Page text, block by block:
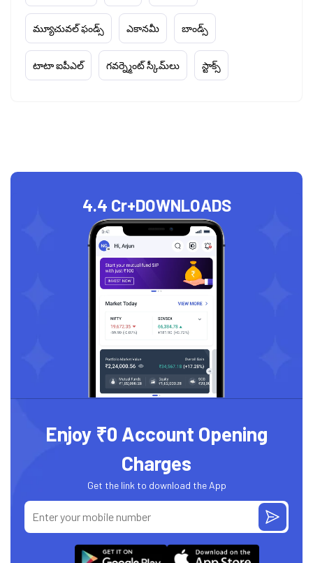
మ్యూచువల్ ఫండ్స్ ఎకానమీ బాండ్స్
టాటా ఐపీఎల్ గవర్న్మెంట్ స్కీమ్‌లు స్టాక్స్
4.4 Cr+DOWNLOADS
Enjoy ₹0 Account Opening
Charges
Get the link to download the App